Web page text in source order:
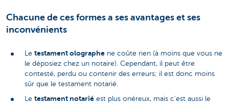
Chacune de ces formes a ses avantages et ses
inconvénients
Le testament olographe ne coûte rien (à moins que vous ne
le déposiez chez un notaire). Cependant, il peut être
contesté, perdu ou contenir des erreurs; il est donc moins
sûr que le testament notarié.
Le testament notarié est plus onéreux, mais c'est aussi le